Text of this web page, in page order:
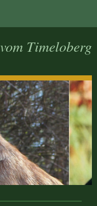
vom Timeloberg